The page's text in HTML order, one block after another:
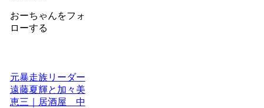
おーちゃんをフォ
ローする
元暴走族リーダー
遠藤夏輝と加々美
恵三｜居酒屋 中